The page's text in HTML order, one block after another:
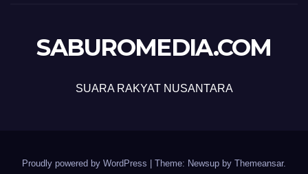
SABUROMEDIA.COM
SUARA RAKYAT NUSANTARA
Proudly powered by WordPress Theme: Newsup by Themeansar.